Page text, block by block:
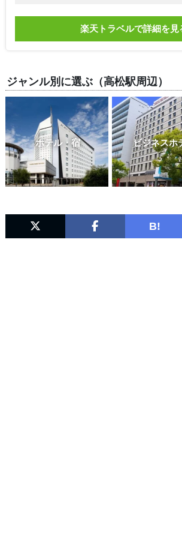
楽天トラベルで詳細を見
ジャンル別に選ぶ（高松駅周辺）
ホテル・宿 ビジネスホ
B!